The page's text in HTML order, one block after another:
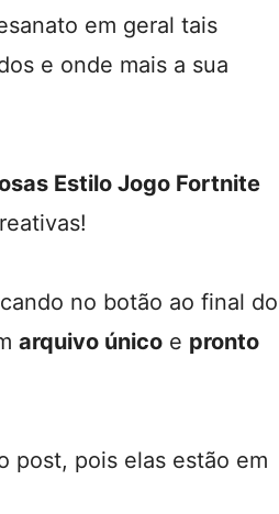
em geral tais
e onde mais a sua
Estilo Jogo Fortnite
no botão ao final do
arquivo único e pronto
post, pois elas estão em